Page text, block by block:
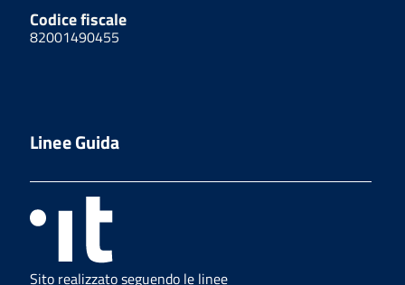
Codice fiscale
82001490455
Linee Guida
Sito realizzato seguendo le linee